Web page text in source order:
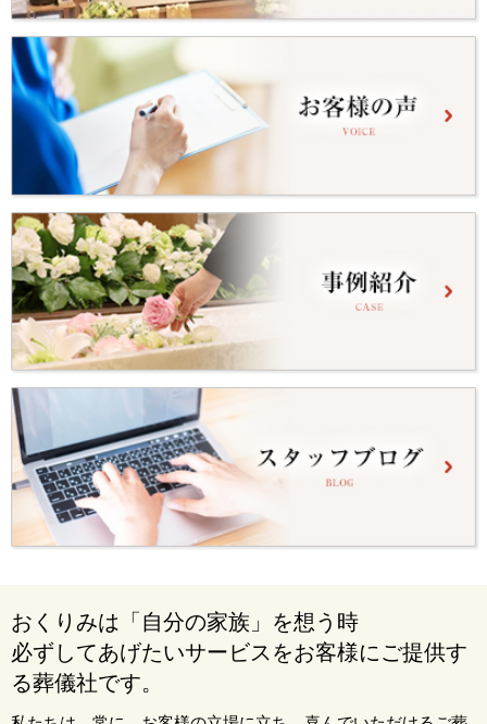
おくりみは「自分の家族」を想う時
必ずしてあげたいサービスをお客様にご提供す
る葬儀社です。